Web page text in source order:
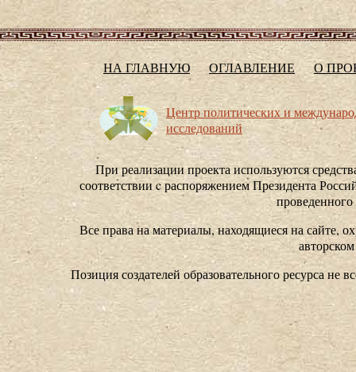
НА ГЛАВНУЮ ОГЛАВЛЕНИЕ О
Центр политических и
исследований
При реализации проекта используются
соответствии c распоряжением Президента
Все права на материалы, находящиеся на сайте,
Позиция создателей образовательного ресурса не